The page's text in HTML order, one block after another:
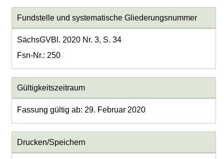
Fundstelle und systematische Gliederungsnummer
SächsGVBl. 2020 Nr. 3, S. 34
Fsn-Nr.: 250
Gültigkeitszeitraum
Fassung gültig ab: 29. Februar 2020
Drucken/Speichern